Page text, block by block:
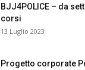
BJJ4POLICE – da
corsi
13 Luglio 2023
Progetto corporate